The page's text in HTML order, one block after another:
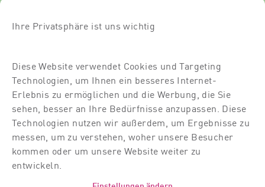
Ihre Privatsphäre ist uns wichtig
Diese Website verwendet Cookies und Targeting
Technologien, um Ihnen ein besseres Internet-
Erlebnis zu ermöglichen und die Werbung, die Sie
sehen, besser an Ihre Bedürfnisse anzupassen. Diese
Technologien nutzen wir außerdem, um Ergebnisse zu
messen, um zu verstehen, woher unsere Besucher
kommen oder um unsere Website weiter zu
entwickeln.
Für Partner
Kontakt
Standort
Dozierende
Raumvermietung